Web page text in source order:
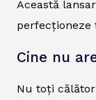
Această
perfecționeze
Cine nu
Nu toți